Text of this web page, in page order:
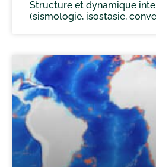
Structure et dynamique
(sismologie, isostasie,